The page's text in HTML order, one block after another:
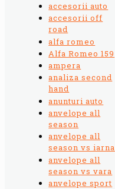
accesorii auto
accesorii off
road
alfa romeo
Alfa Romeo 159
ampera
analiza second
hand
anunturi auto
anvelope all
season
anvelope all
season vs iarna
anvelope all
season vs vara
anvelope sport